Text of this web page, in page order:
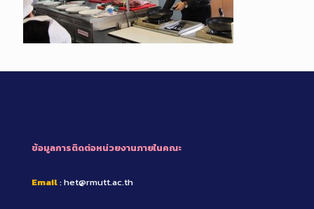
ข้อมูลการติดต่อหน่วยงานภายในคณะ
Email: het@rmutt.ac.th